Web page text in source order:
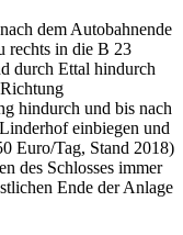
dem Autobahnende
rechts in die B 23
durch Ettal hindurch
hindurch und bis nach
einbiegen und
Euro/Tag, Stand 2018)
des Schlosses immer
Ende der Anlage